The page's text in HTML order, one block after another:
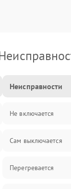
Неисправности
Не включается
Сам выключается
Перегревается